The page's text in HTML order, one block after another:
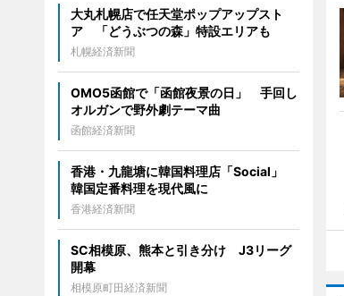
大丸札幌店で任天堂ポップアップスト
ア 「どうぶつの森」特設エリアも
札幌経済新聞
OMO5函館で「函館夜景の日」 手回し
オルガンで野外劇テーマ曲
函館経済新聞
香港・九龍塘に韓国料理店「Social」
韓国定番料理を現代風に
香港経済新聞
SC相模原、熊本と引き分け J3リーグ
開幕
相模原町田経済新聞